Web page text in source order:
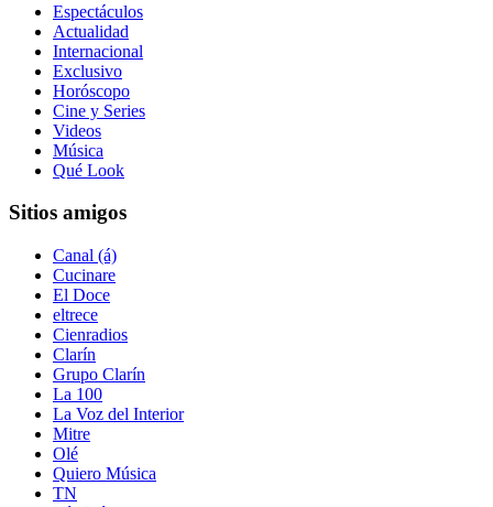
Espectáculos
Actualidad
Internacional
Exclusivo
Horóscopo
Cine y Series
Videos
Música
Qué Look
Sitios amigos
Canal (á)
Cucinare
El Doce
eltrece
Cienradios
Clarín
Grupo Clarín
La 100
La Voz del Interior
Mitre
Olé
Quiero Música
TN